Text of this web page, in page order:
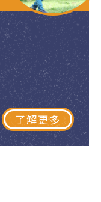
了解更多